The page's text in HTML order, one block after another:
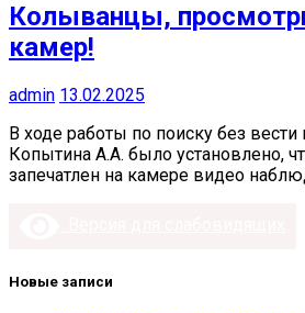
Колыванцы,
камер!
admin 13.02.2025
В ходе работы по поиску без
Копытина А.А. было установлено,
запечатлен на камере видео
Новые записи